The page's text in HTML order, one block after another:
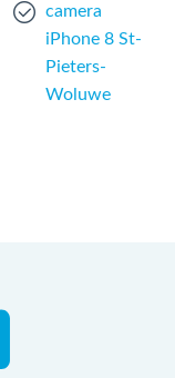
camera
iPhone 8 St-
Pieters-
Woluwe